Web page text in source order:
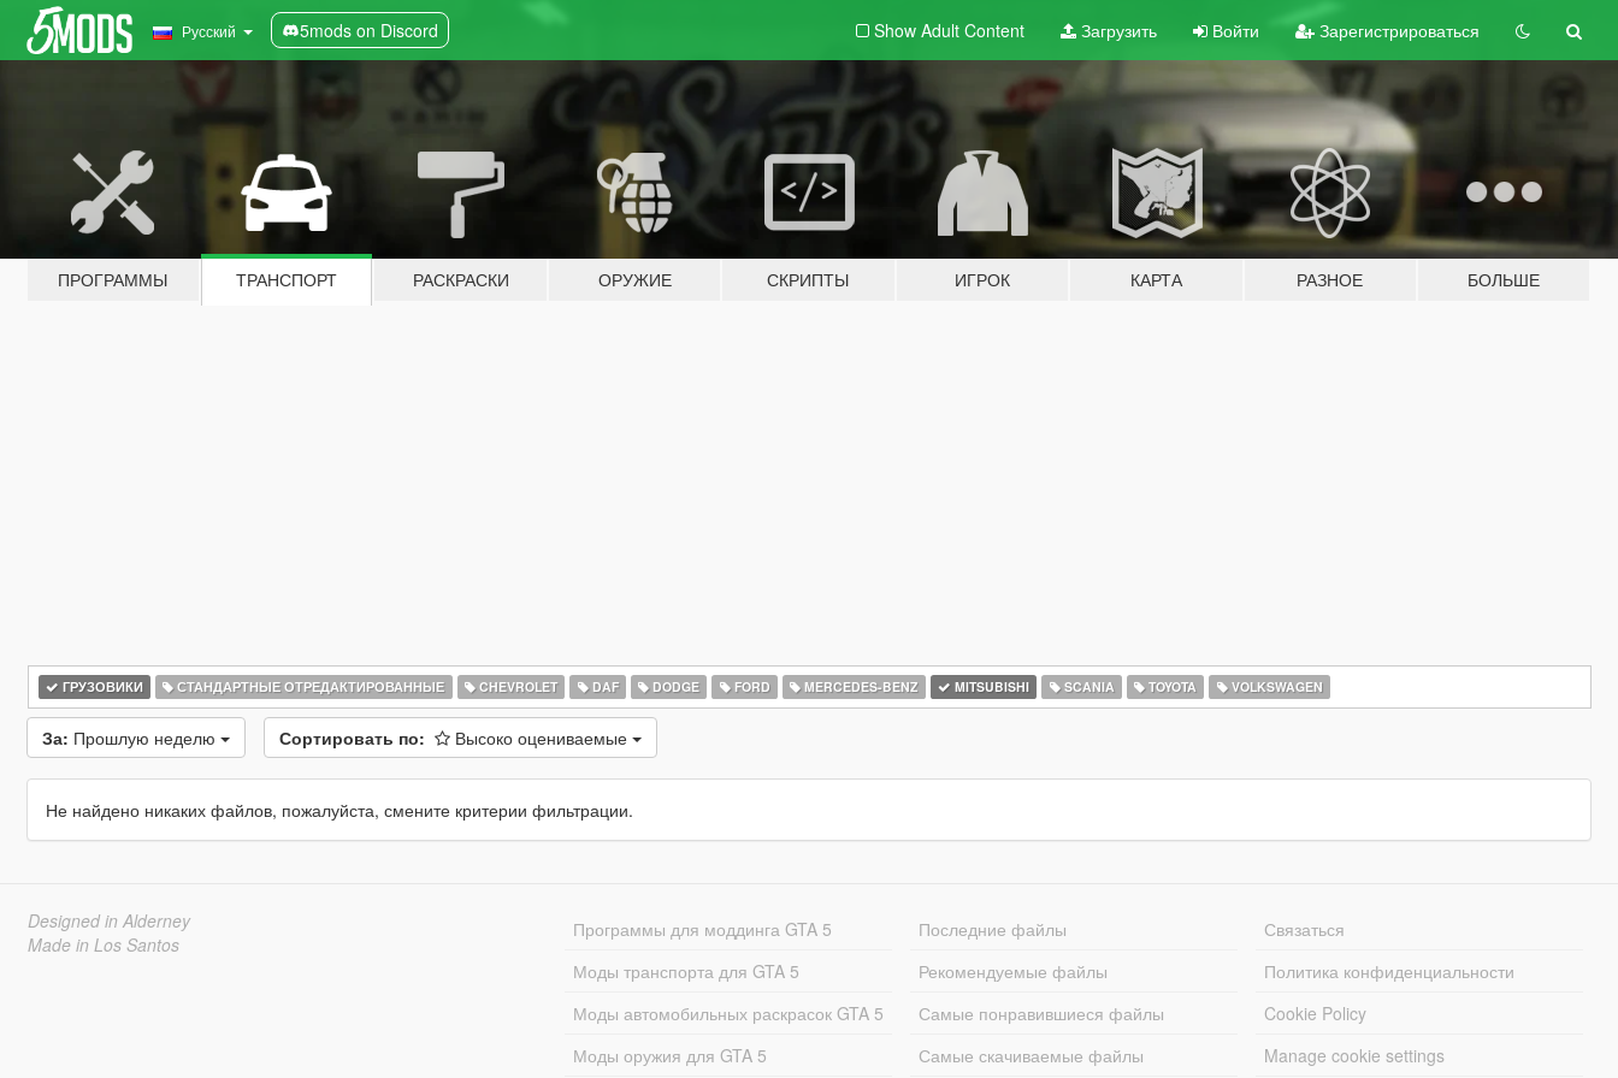
Русский 5mods on Discord Show Adult Content Загрузить Войти Зарегистрироваться
ПРОГРАММЫ ТРАНСПОРТ РАСКРАСКИ ОРУЖИЕ СКРИПТЫ ИГРОК КАРТА РАЗНОЕ БОЛЬШЕ
ГРУЗОВИКИ СТАНДАРТНЫЕ ОТРЕДАКТИРОВАННЫЕ CHEVROLET DAF DODGE FORD MERCEDES-BENZ MITSUBISHI SCANIA TOYOTA VOLKSWAGEN
За: Прошлую неделю Сортировать по: Высоко оцениваемые
Не найдено никаких файлов, пожалуйста, смените критерии фильтрации.
Designed in Alderney
Made in Los Santos
Программы для моддинга GTA 5
Моды транспорта для GTA 5
Моды автомобильных раскрасок GTA 5
Моды оружия для GTA 5
Последние файлы
Рекомендуемые файлы
Самые понравившиеся файлы
Самые скачиваемые файлы
Связаться
Политика конфиденциальности
Cookie Policy
Manage cookie settings